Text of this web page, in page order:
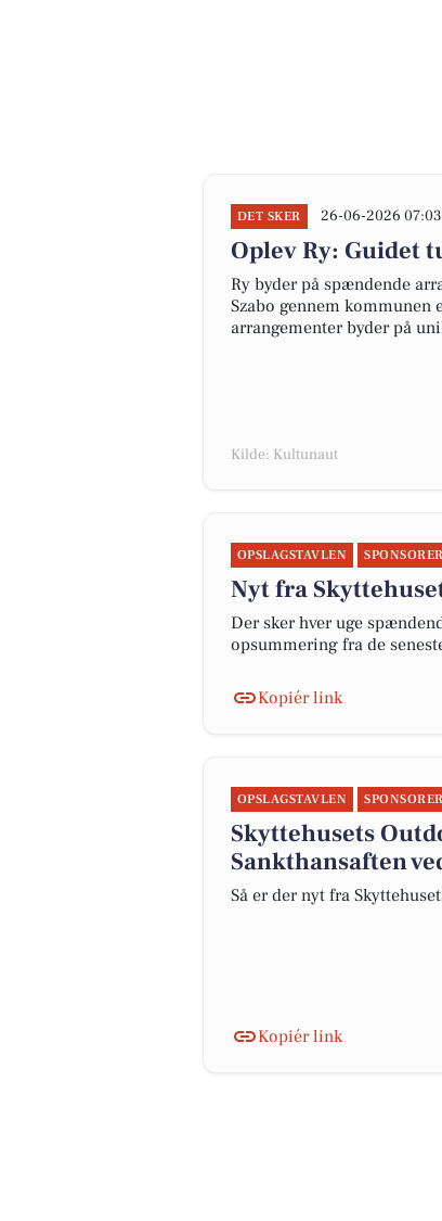
DET SKER 26-06-2026 07:03
Oplev Ry: Guidet
Ry byder på spændende
Szabo gennem kommunen
arrangementer byder på
Kilde: Kultunaut
OPSLAGSTAVLEN
Nyt fra
Der sker hver uge
opsummering fra de
Kopiér link
OPSLAGSTAVLEN
Skyttehusets
Sankthansaften
Så er der nyt fra
Kopiér link